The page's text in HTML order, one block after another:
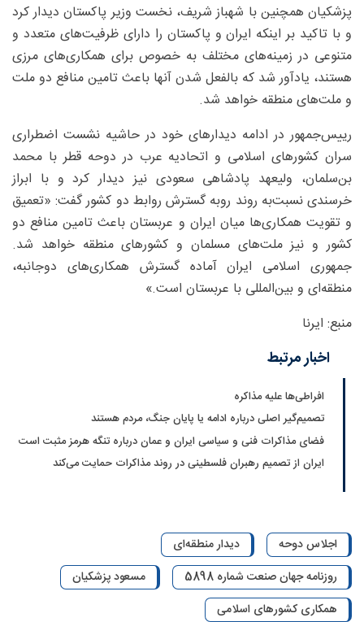
پزشکیان همچنین با شهباز شریف، نخست وزیر پاکستان دیدار کرد
و با تاکید بر اینکه ایران و پاکستان را دارای ظرفیت‌های متعدد و
متنوعی در زمینه‌های مختلف به خصوص برای همکاری‌های مرزی
هستند، یادآور شد که بالفعل شدن آنها باعث تامین منافع دو ملت
و ملت‌های منطقه خواهد شد.
رییس‌جمهور در ادامه دیدارهای خود در حاشیه نشست اضطراری
سران کشورهای اسلامی و اتحادیه عرب در دوحه قطر با محمد
بن‌سلمان، ولیعهد پادشاهی سعودی نیز دیدار کرد و با ابراز
خرسندی نسبت‌به روند روبه گسترش روابط دو کشور گفت: «تعمیق
و تقویت همکاری‌ها میان ایران و عربستان باعث تامین منافع دو
کشور و نیز ملت‌های مسلمان و کشورهای منطقه خواهد شد.
جمهوری اسلامی ایران آماده گسترش همکاری‌های دوجانبه،
منطقه‌ای و بین‌المللی با عربستان است.»
منبع: ایرنا
اخبار مرتبط
افراطی‌ها علیه مذاکره
تصمیم‌گیر اصلی درباره ادامه یا پایان جنگ، مردم هستند
فضای مذاکرات فنی و سیاسی ایران و عمان درباره تنگه هرمز مثبت است
ایران از تصمیم رهبران فلسطینی در روند مذاکرات حمایت می‌کند
اجلاس دوحه
دیدار منطقه‌ای
روزنامه جهان صنعت شماره 5898
مسعود پزشکیان
همکاری کشورهای اسلامی